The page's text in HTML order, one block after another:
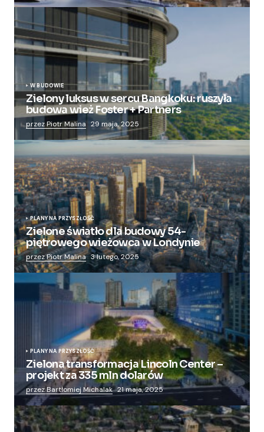
W BUDOWIE
Zielony luksus w sercu Bangkoku: ruszyła
budowa wież Foster + Partners
przez Piotr Malina 29 maja, 2025
PLANY NA PRZYSZŁOŚĆ
Zielone światło dla budowy 54-
piętrowego wieżowca w Londynie
przez Piotr Malina 3 lutego, 2025
PLANY NA PRZYSZŁOŚĆ
Zielona transformacja Lincoln Center –
projekt za 335 mln dolarów
przez Bartłomiej Michalak 21 maja, 2025